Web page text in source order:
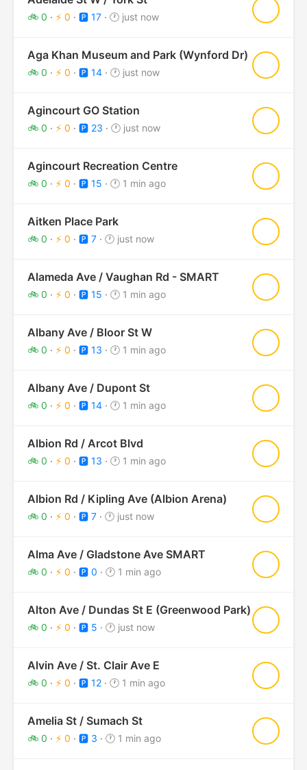
🚲 0 · ⚡ 0 · 🅿️ 17 · 🕐 just now
Aga Khan Museum and Park (Wynford Dr)
🚲 0 · ⚡ 0 · 🅿️ 14 · 🕐 just now
Agincourt GO Station
🚲 0 · ⚡ 0 · 🅿️ 23 · 🕐 just now
Agincourt Recreation Centre
🚲 0 · ⚡ 0 · 🅿️ 15 · 🕐 1 min ago
Aitken Place Park
🚲 0 · ⚡ 0 · 🅿️ 7 · 🕐 just now
Alameda Ave / Vaughan Rd - SMART
🚲 0 · ⚡ 0 · 🅿️ 15 · 🕐 1 min ago
Albany Ave / Bloor St W
🚲 0 · ⚡ 0 · 🅿️ 13 · 🕐 1 min ago
Albany Ave / Dupont St
🚲 0 · ⚡ 0 · 🅿️ 14 · 🕐 1 min ago
Albion Rd / Arcot Blvd
🚲 0 · ⚡ 0 · 🅿️ 13 · 🕐 1 min ago
Albion Rd / Kipling Ave (Albion Arena)
🚲 0 · ⚡ 0 · 🅿️ 7 · 🕐 just now
Alma Ave / Gladstone Ave SMART
🚲 0 · ⚡ 0 · 🅿️ 0 · 🕐 1 min ago
Alton Ave / Dundas St E (Greenwood Park)
🚲 0 · ⚡ 0 · 🅿️ 5 · 🕐 just now
Alvin Ave / St. Clair Ave E
🚲 0 · ⚡ 0 · 🅿️ 12 · 🕐 1 min ago
Amelia St / Sumach St
🚲 0 · ⚡ 0 · 🅿️ 3 · 🕐 1 min ago